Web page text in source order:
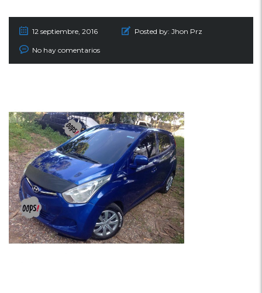
12 septiembre, 2016 Posted by: Jhon Prz
No hay comentarios